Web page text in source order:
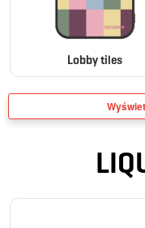
Lobby tiles